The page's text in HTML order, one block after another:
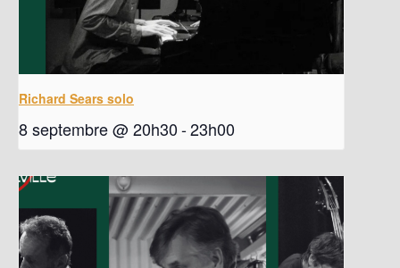
Richard Sears solo
8 septembre @ 20h30-23h00